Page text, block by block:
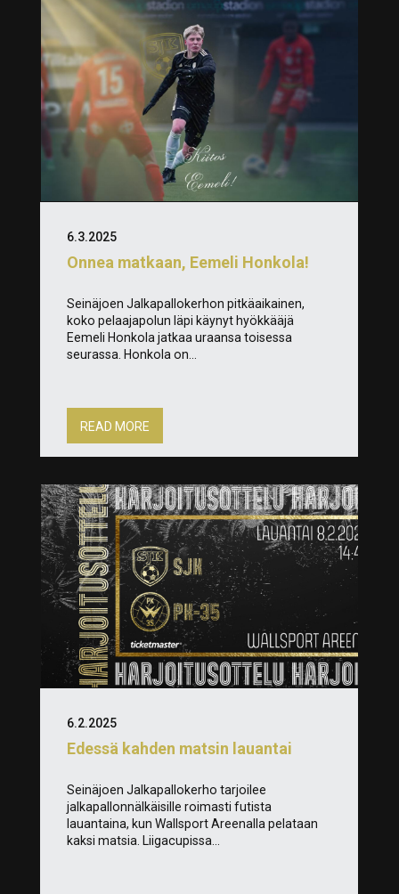
Onnea matkaan, Eemeli Honkola!
6.3.2025
Seinäjoen Jalkapallokerhon pitkäaikainen,
koko pelaajapolun läpi käynyt hyökkääjä
Eemeli Honkola jatkaa uraansa toisessa
seurassa. Honkola on...
READ MORE
Edessä kahden matsin lauantai
6.2.2025
Seinäjoen Jalkapallokerho tarjoilee
jalkapallonnälkäisille roimasti futista
lauantaina, kun Wallsport Areenalla pelataan
kaksi matsia. Liigacupissa...